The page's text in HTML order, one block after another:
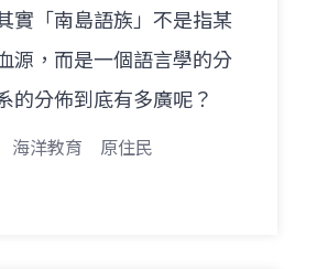
實「南島語族」不是指某
源，而是一個語言學的分
的分佈到底有多廣呢？
海洋教育 原住民